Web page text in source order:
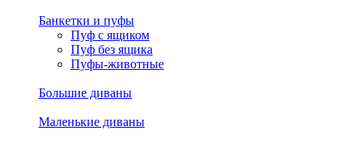
Банкетки и пуфы
Пуф с ящиком
Пуф без ящика
Пуфы-животные
Большие диваны
Маленькие диваны